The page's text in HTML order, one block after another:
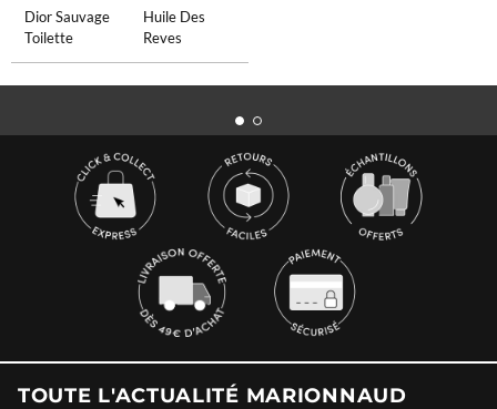
Dior Sauvage
Toilette
Huile Des
Reves
TOUTE L'ACTUALITÉ MARIONNAUD